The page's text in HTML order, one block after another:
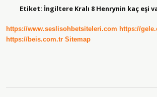
Etiket: İngiltere Kralı 8 Henrynin kaç eşi
https://www.seslisohbetsiteleri.com https://
https://beis.com.tr Sitemap